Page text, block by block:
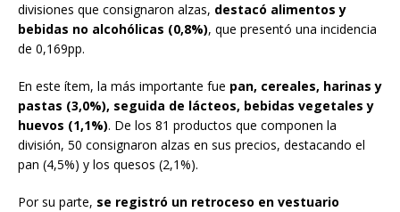
divisiones que consignaron alzas, destacó alimentos y
bebidas no alcohólicas (0,8%), que presentó una incidencia
de 0,169pp.
En este ítem, la más importante fue pan, cereales, harinas y
pastas (3,0%), seguida de lácteos, bebidas vegetales y
huevos (1,1%). De los 81 productos que componen la
división, 50 consignaron alzas en sus precios, destacando el
pan (4,5%) y los quesos (2,1%).
Por su parte, se registró un retroceso en vestuario